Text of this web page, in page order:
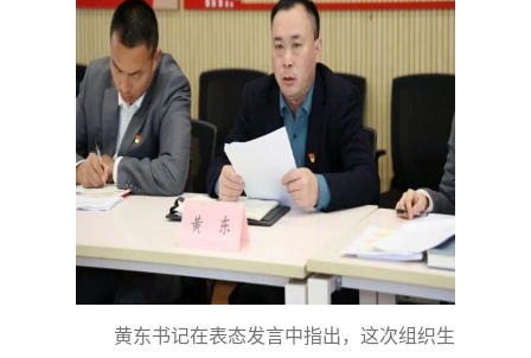
黄东书记在表态发言中指出，这次组织生